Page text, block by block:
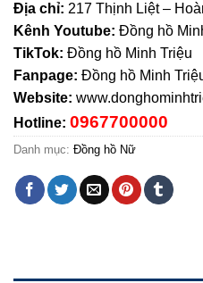
Địa chỉ: 217 Thịnh Liệt –
Kênh Youtube: Đồng hồ
TikTok: Đồng hồ Minh Triệu
Fanpage: Đồng hồ Minh
Website:
Hotline: 0967700000
Danh mục: Đồng hồ Nữ